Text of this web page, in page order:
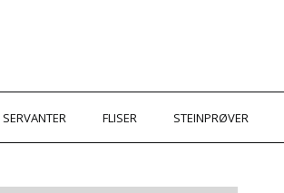
SERVANTER FLISER STEINPRØVER